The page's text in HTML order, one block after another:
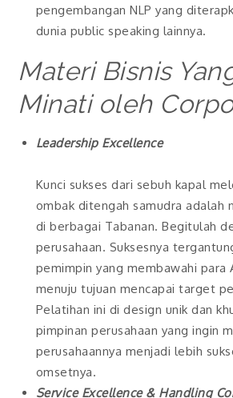
pengembangan NLP yang
dunia public speaking lainnya.
Materi Bisnis
Minati oleh
Leadership Excellence
Kunci sukses dari sebuh kapal
ombak ditengah samudra adalah
di berbagai Tabanan. Begitulah
perusahaan. Suksesnya
pemimpin yang membawahi para
menuju tujuan mencapai target
Pelatihan ini di design unik dan
pimpinan perusahaan yang ingin
perusahaannya menjadi lebih
omsetnya.
Service Excellence & Handling